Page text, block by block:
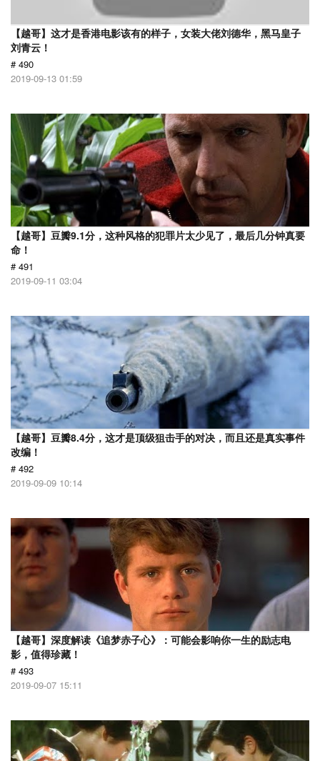
【越哥】这才是香港电影该有的样子，女装大佬刘德华，黑马皇子
刘青云！
# 490
2019-09-13 01:59
【越哥】豆瓣9.1分，这种风格的犯罪片太少见了，最后几分钟真要
命！
# 491
2019-09-11 03:04
【越哥】豆瓣8.4分，这才是顶级狙击手的对决，而且还是真实事件
改编！
# 492
2019-09-09 10:14
【越哥】深度解读《追梦赤子心》：可能会影响你一生的励志电
影，值得珍藏！
# 493
2019-09-07 15:11